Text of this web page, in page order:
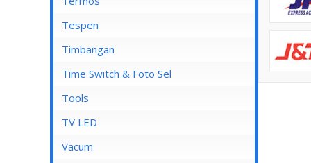
Stop Kontak AC
Stop Kontak CP
Stop Kontak Dinding
Stop Kontak Isi 2
Tespen
Timbangan
Time Switch & Foto Sel
Tools
TV LED
Vacum